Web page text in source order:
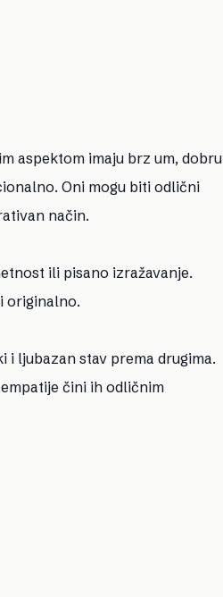
aspektom imaju brz um, dobru
Oni mogu biti odlični
način.
ili pisano izražavanje.
originalno.
i ljubazan stav prema drugima.
čini ih odličnim